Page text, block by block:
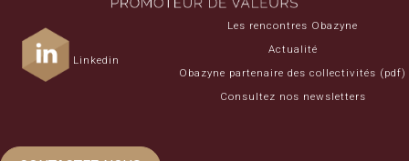
Linkedin
Les rencontres Obazyne
Actualité
Obazyne partenaire des collectivités (pdf)
Consultez nos newsletters